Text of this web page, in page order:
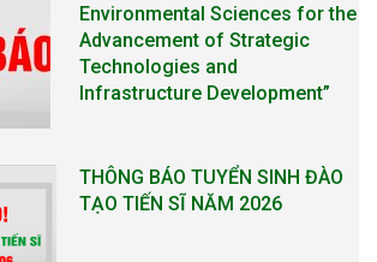
Environmental Sciences for the
Advancement of Strategic
Technologies and
Infrastructure Development”
THÔNG BÁO TUYỂN SINH ĐÀO
TẠO TIẾN SĨ NĂM 2026